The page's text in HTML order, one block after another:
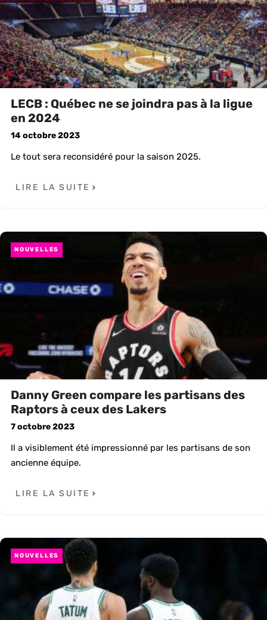
LECB : Québec ne se joindra pas à la ligue
en 2024
14 octobre 2023
Le tout sera reconsidéré pour la saison 2025.
LIRE LA SUITE
NOUVELLES
Danny Green compare les partisans des
Raptors à ceux des Lakers
7 octobre 2023
Il a visiblement été impressionné par les partisans de son
ancienne équipe.
LIRE LA SUITE
NOUVELLES